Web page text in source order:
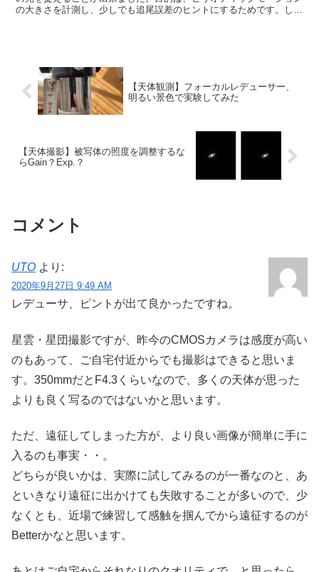
の大きさを計測し、少しでも追尾誤差のヒントにするためです。しか
【天体観測】フォーカルレデューサー、
明るい景色で実験してみた
【天体撮影】被写体の照度を調整するな
らGain？Exp.？
コメント
UTO より:
2020年9月27日 9:49 AM
レデューサ、ピントが出て良かったですね。
星雲・星団撮影ですが、昨今のCMOSカメラは感度が高い
のもあって、ご自宅付近からでも撮影はできると思いま
す。350mmだとF4.3くらいなので、多くの天体が思った
よりも良く写るのではないかと思います。
ただ、遠征してしまった方が、より良い画像が簡単に手に
入るのも事実・・。
どちらが良いかは、実際に試してみるのが一番なのと、あ
といきなり遠征に出かけても失敗することが多いので、少
なくとも、近場で練習して感触を掴んでから遠征するのが
Betterかなと思います。